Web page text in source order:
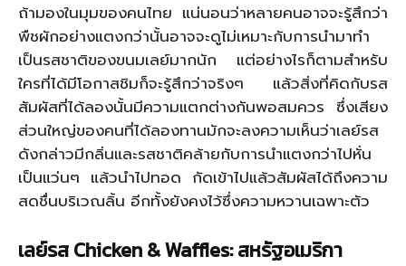
ถ้ามองในมุมของคนไทย แน่นอนว่าหลายคนอาจจะรู้สึกว่า
พืชผักอย่างแตงกว่านั้นอาจจะดูไม่เหมาะกับการนำมาทำ
เป็นรสชาติของขนมเลย์มากนัก แต่อย่างไรก็ตามสำหรับ
ใครที่ได้มีโอกาสชิมก็จะรู้สึกว่าจริงๆ แล้วสิ่งที่คิดกับรส
สัมผัสที่ได้ลองนั้นมีความแตกต่างกันพอสมควร ซึ่งเสียง
ส่วนใหญ่ของคนที่ได้ลองทานมักจะลงความเห็นว่าเลย์รส
ดังกล่าวมีกลิ่นและรสชาติคล้ายกับการนำแตงกว่าไปหั่น
เป็นแว่นๆ แล้วนำไปทอด กัดเข้าไปแล้วสัมผัสได้ถึงความ
สดชื่นบริเวณลิ้น อีกทั้งยังคงไว้ซึ่งความหวานเฉพาะตัว
เลย์รสChicken & Waffles:สหรัฐอเมริกา